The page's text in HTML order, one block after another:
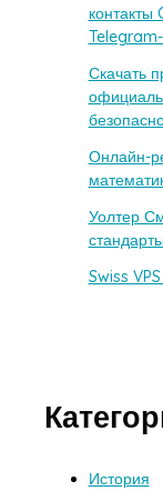
контакты
Скачать
Онлайн-
Уолтер
Swiss
История